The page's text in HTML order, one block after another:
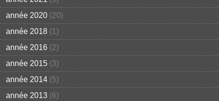
année 2020 (20)
année 2018 (1)
année 2016 (2)
année 2015 (3)
année 2014 (5)
année 2013 (6)